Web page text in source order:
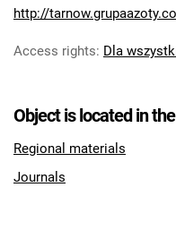
Robotniczego
Tarnowskie
Feliksa
Robotniczego
http://
Access rights: Dla
Object is located in
Regional materials
Journals